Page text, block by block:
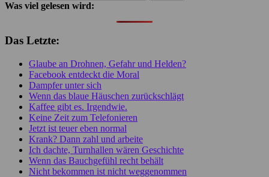
Was viel gelesen wird:
Das Letzte:
Glaube an Drohnen, Gefahr und Helden?
Facebook entdeckt die Moral
Dampfer unter sich
Wenn das blaue Häuschen zurückschlägt
Kaffee gibt es. Irgendwie.
Keine Zeit zum Telefonieren
Jetzt ist teuer eben normal
Krank? Dann zahl und arbeite
Ich dachte, Turnhallen wären Geschichte
Wenn das Bauchgefühl recht behält
Nicht bekommen ist nicht weggenommen